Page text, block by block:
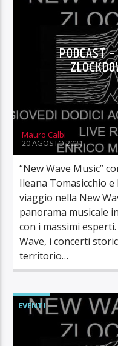
PODCAST
Mauro Calbi
20 AGOSTO 2021
“New Wave Music”
Ileana Tomasicchio
viaggio nella New
panorama musicale
con i massimi
Wave, i concerti
territorio…
EVENTI